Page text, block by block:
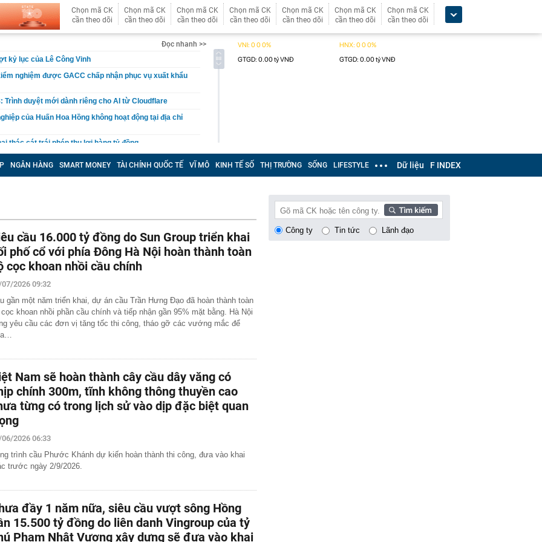
Chọn mã CK
cần theo dõi
Chọn mã CK
cần theo dõi
Chọn mã CK
cần theo dõi
Chọn mã CK
cần theo dõi
Chọn mã CK
cần theo dõi
Chọn mã CK
cần theo dõi
Chọn mã CK
cần theo dõi
Đọc nhanh >>
kỷ lục của Lê Công Vinh
nghiệm được GACC chấp nhận phục vụ xuất khẩu
Trình duyệt mới dành riêng cho AI từ Cloudflare
của Huấn Hoa Hồng không hoạt động tại địa chỉ
thác cát trái phép thu lợi hàng tỷ đồng
bánh khách trả tiền mua lẻ nhưng người bán cương
do nằm ngay trong cái tên
nhà, cặp vợ chồng bất ngờ đào trúng kho báu
hơn 300 năm, được đấu giá gần 27 tỷ đồng
200 triệu đồng nếu người dùng tài khoản ngân hàng
Tây sông nước", cô nàng Á Khôi khiến tất cả mê mẩn
trẻo
vỡ hộp giấy, khách sạn đòi đền 3,3 triệu đồng
nghỉ dưỡng sang trọng nơi tổ chức hôn lễ của Ronaldo -
40 triệu đồng/đêm, có quản gia riêng và hồ bơi vô
thái không ngờ với nền kinh tế 23.000 tỷ USD, phá vỡ
sát tiến độ giải ngân vốn đầu tư công
thực hiện nghĩa vụ tài chính, cư dân bị 'treo' sổ hồng
đình nhỏ vài giọt tinh dầu vào lõi cuộn giấy vệ sinh?
mới thấy tác dụng
từ chối Trấn Thành đóng phim khác ai ngờ nổi tiếng hơn,
rời Google để mở startup: Được mệnh danh "quái kiệt
trong 35 nhà phát minh xuất sắc nhất thế giới
báo khẩn đến người dùng VNeID thực hiện giao dịch
NGÂN HÀNG SMART MONEY TÀI CHÍNH QUỐC TẾ VĨ MÔ KINH TẾ SỐ THỊ TRƯỜNG SỐNG LIFESTYLE Dữ liệu F INDEX
cầu 16.000 tỷ đồng do Sun Group triển khai
phố cổ với phía Đông Hà Nội hoàn thành toàn
cọc khoan nhồi cầu chính
2026 09:32
gần một năm triển khai, dự án cầu Trần Hưng Đạo đã hoàn thành toàn
cọc khoan nhồi phần cầu chính và tiếp nhận gần 95% mặt bằng. Hà Nội
yêu cầu các đơn vị tăng tốc thi công, tháo gỡ các vướng mắc để
Nam sẽ hoàn thành cây cầu dây văng có
chính 300m, tĩnh không thông thuyền cao
từng có trong lịch sử vào dịp đặc biệt quan
06/2026 06:33
trình cầu Phước Khánh dự kiến hoàn thành thi công, đưa vào khai
trước ngày 2/9/2026.
đầy 1 năm nữa, siêu cầu vượt sông Hồng
15.500 tỷ đồng do liên danh Vingroup của tỷ
Phạm Nhật Vượng xây dựng sẽ đưa vào khai
Công ty Tin tức Lãnh đạo